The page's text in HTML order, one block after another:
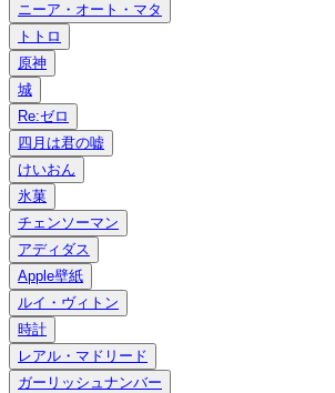
ニーア・オート・マタ
トトロ
原神
城
Re:ゼロ
四月は君の嘘
けいおん
氷菓
チェンソーマン
アディダス
Apple壁紙
ルイ・ヴィトン
時計
レアル・マドリード
ガーリッシュナンバー